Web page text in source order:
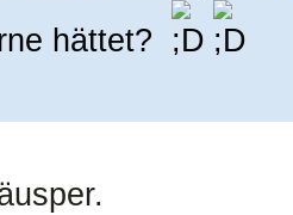
hättet?